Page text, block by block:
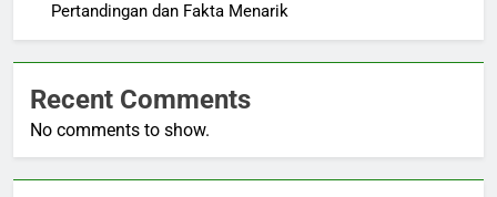
Pertandingan dan Fakta Menarik
Recent Comments
No comments to show.